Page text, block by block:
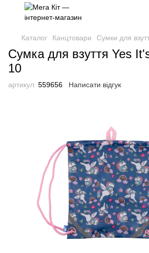
Каталог Канцтовари Сумки для
Сумка для взуття Yes
10
артикул: 559656 Написати відгук